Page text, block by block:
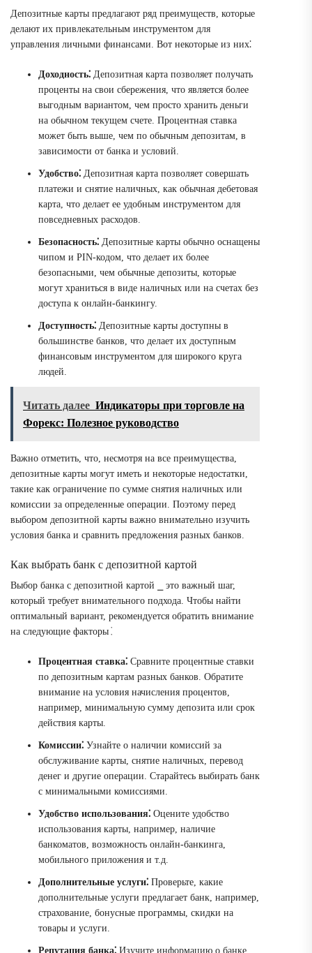
Депозитные карты предлагают ряд преимуществ, которые
делают их привлекательным инструментом для
управления личными финансами. Вот некоторые из них⁚
Доходность⁚ Депозитная карта позволяет получать
проценты на свои сбережения, что является более
выгодным вариантом, чем просто хранить деньги
на обычном текущем счете. Процентная ставка
может быть выше, чем по обычным депозитам, в
зависимости от банка и условий.
Удобство⁚ Депозитная карта позволяет совершать
платежи и снятие наличных, как обычная дебетовая
карта, что делает ее удобным инструментом для
повседневных расходов.
Безопасность⁚ Депозитные карты обычно оснащены
чипом и PIN-кодом, что делает их более
безопасными, чем обычные депозиты, которые
могут храниться в виде наличных или на счетах без
доступа к онлайн-банкингу.
Доступность⁚ Депозитные карты доступны в
большинстве банков, что делает их доступным
финансовым инструментом для широкого круга
людей.
Читать далее Индикаторы при торговле на
Форекс: Полезное руководство
Важно отметить, что, несмотря на все преимущества,
депозитные карты могут иметь и некоторые недостатки,
такие как ограничение по сумме снятия наличных или
комиссии за определенные операции. Поэтому перед
выбором депозитной карты важно внимательно изучить
условия банка и сравнить предложения разных банков.
Как выбрать банк с депозитной картой
Выбор банка с депозитной картой ⎯ это важный шаг,
который требует внимательного подхода. Чтобы найти
оптимальный вариант, рекомендуется обратить внимание
на следующие факторы⁚
Процентная ставка⁚ Сравните процентные ставки
по депозитным картам разных банков. Обратите
внимание на условия начисления процентов,
например, минимальную сумму депозита или срок
действия карты.
Комиссии⁚ Узнайте о наличии комиссий за
обслуживание карты, снятие наличных, перевод
денег и другие операции. Старайтесь выбирать банк
с минимальными комиссиями.
Удобство использования⁚ Оцените удобство
использования карты, например, наличие
банкоматов, возможность онлайн-банкинга,
мобильного приложения и т.д.
Дополнительные услуги⁚ Проверьте, какие
дополнительные услуги предлагает банк, например,
страхование, бонусные программы, скидки на
товары и услуги.
Репутация банка⁚ Изучите информацию о банке,